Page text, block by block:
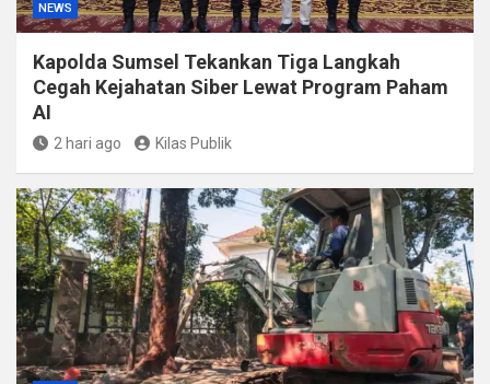
NEWS
Kapolda Sumsel Tekankan Tiga Langkah
Cegah Kejahatan Siber Lewat Program Paham
AI
2 hari ago Kilas Publik